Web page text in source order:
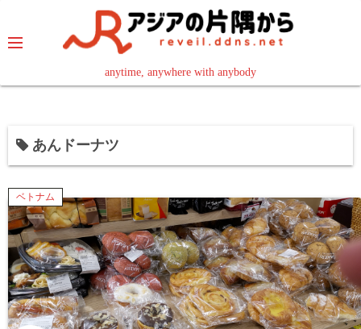
テ
プ
anytime, anywhere with anybody
read in your language
あんドーナツ
ベトナム